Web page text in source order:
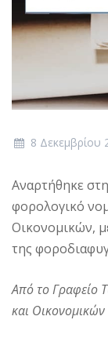
8 Δεκεμβρίου
Αναρτήθηκε
φορολογικό
Οικονομικών,
της
Από το Γραφείο
και